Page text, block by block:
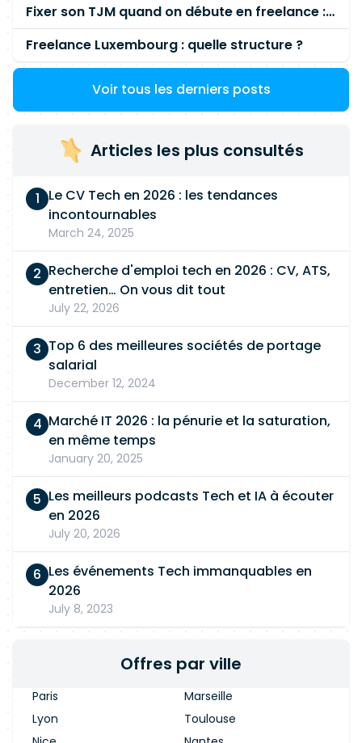
Fixer son TJM quand on débute en freelance : la méthode mathématique (et pas au feeling) 🛑
Freelance Luxembourg : quelle structure ?
Voir tous les derniers posts
Articles les plus consultés
Le CV Tech en 2026 : les tendances
incontournables
March 24, 2025
Recherche d'emploi tech en 2026 : CV, ATS,
entretien… On vous dit tout
July 22, 2026
Top 6 des meilleures sociétés de portage
salarial
December 12, 2024
Marché IT 2026 : la pénurie et la saturation,
en même temps
January 20, 2025
Les meilleurs podcasts Tech et IA à écouter
en 2026
July 20, 2026
Les événements Tech immanquables en
2026
July 8, 2023
Offres par ville
Paris
Marseille
Lyon
Toulouse